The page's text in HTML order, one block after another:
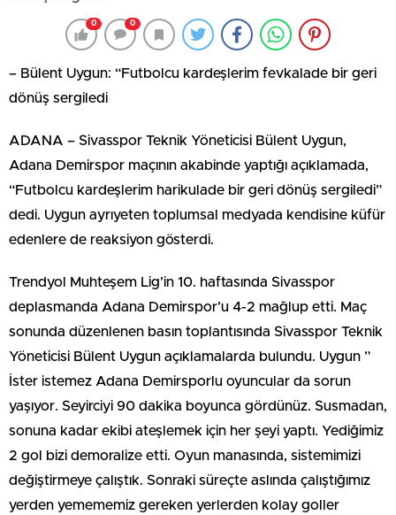
0 0
– Bülent Uygun: “Futbolcu kardeşlerim fevkalade bir geri
dönüş sergiledi
ADANA – Sivasspor Teknik Yöneticisi Bülent Uygun,
Adana Demirspor maçının akabinde yaptığı açıklamada,
“Futbolcu kardeşlerim harikulade bir geri dönüş sergiledi”
dedi. Uygun ayrıyeten toplumsal medyada kendisine küfür
edenlere de reaksiyon gösterdi.
Trendyol Muhteşem Lig’in 10. haftasında Sivasspor
deplasmanda Adana Demirspor’u 4-2 mağlup etti. Maç
sonunda düzenlenen basın toplantısında Sivasspor Teknik
Yöneticisi Bülent Uygun açıklamalarda bulundu. Uygun ”
İster istemez Adana Demirsporlu oyuncular da sorun
yaşıyor. Seyirciyi 90 dakika boyunca gördünüz. Susmadan,
sonuna kadar ekibi ateşlemek için her şeyi yaptı. Yediğimiz
2 gol bizi demoralize etti. Oyun manasında, sistemimizi
değiştirmeye çalıştık. Sonraki süreçte aslında çalıştığımız
yerden yemememiz gereken yerlerden kolay goller